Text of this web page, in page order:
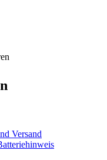
Versand